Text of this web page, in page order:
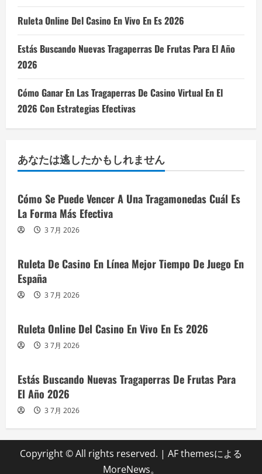
Ruleta Online Del Casino En Vivo En Es 2026
Estás Buscando Nuevas Tragaperras De Frutas Para El Año
2026
Cómo Ganar En Las Tragaperras De Casino Virtual En El
2026 Con Estrategias Efectivas
あなたは逃したかもしれません
Cómo Se Puede Vencer A Una Tragamonedas Cuál Es
La Forma Más Efectiva
3 7月 2026
Ruleta De Casino En Línea Mejor Tiempo De Juego En
España
3 7月 2026
Ruleta Online Del Casino En Vivo En Es 2026
3 7月 2026
Estás Buscando Nuevas Tragaperras De Frutas Para
El Año 2026
3 7月 2026
Copyright © All rights reserved. | AF themesによる
MoreNews。